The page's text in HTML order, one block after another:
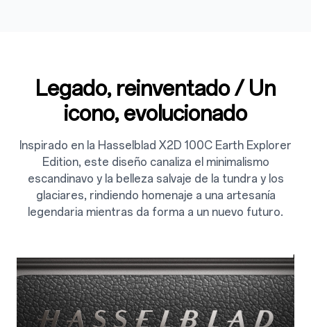
Legado, reinventado / Un
icono, evolucionado
Inspirado en la Hasselblad X2D 100C Earth Explorer
Edition, este diseño canaliza el minimalismo
escandinavo y la belleza salvaje de la tundra y los
glaciares, rindiendo homenaje a una artesanía
legendaria mientras da forma a un nuevo futuro.